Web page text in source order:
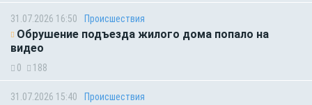
31.07.2026 16:50 Происшествия
Обрушение подъезда жилого дома попало на
видео
0 188
31.07.2026 15:40 Происшествия